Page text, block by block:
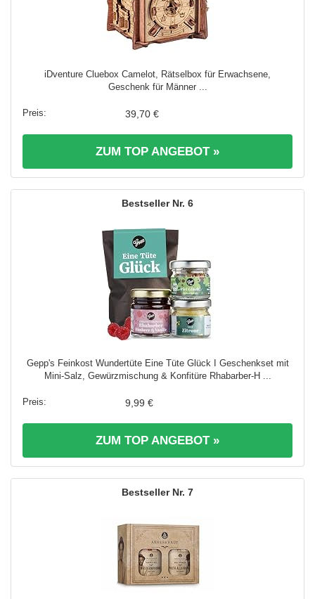
iDventure Cluebox Camelot, Rätselbox für Erwachsene,
Geschenk für Männer ...
39,70 €
ZUM TOP ANGEBOT »
6
Gepp's Feinkost Wundertüte Eine Tüte Glück I Geschenkset mit
Mini-Salz, Gewürzmischung & Konfitüre Rhabarber-H ...
9,99 €
ZUM TOP ANGEBOT »
7